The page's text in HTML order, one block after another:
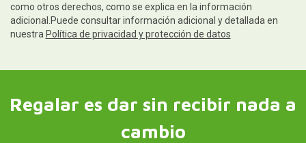
como otros derechos, como se explica en la información
adicional.Puede consultar información adicional y detallada en
nuestra Política de privacidad y protección de datos
Regalar es dar sin recibir nada a
cambio